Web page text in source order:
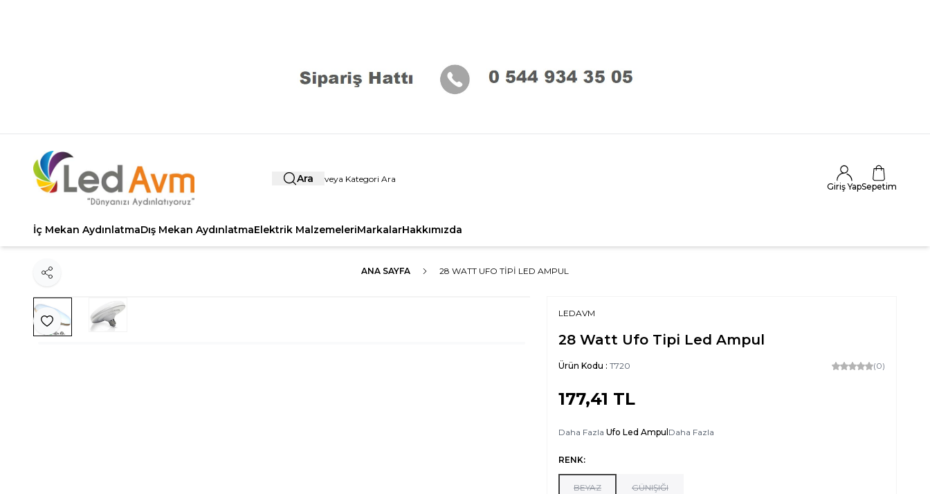
Ara
Giriş YapSepetim
İç Mekan AydınlatmaDış Mekan AydınlatmaElektrik MalzemeleriMarkalarHakkımızda
ANA SAYFA 28 WATT UFO TIPI LED AMPUL
Favoriye Ekle
Paylaş
LEDAVM
28 Watt Ufo Tipi Led Ampul
Ürün Kodu : T720 (0)
177,41 TL
Daha Fazla Ufo Led Ampul Daha Fazla
RENK:
BEYAZ GÜNIŞIĞI